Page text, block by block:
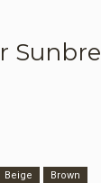
Beige Brown